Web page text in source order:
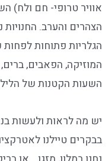
אוויר טרופי- חם ולח)
המוזיקה, הפאבים,
השעות הקטנות של
יש מה לראות ולעשות
בבקרים טיילנו